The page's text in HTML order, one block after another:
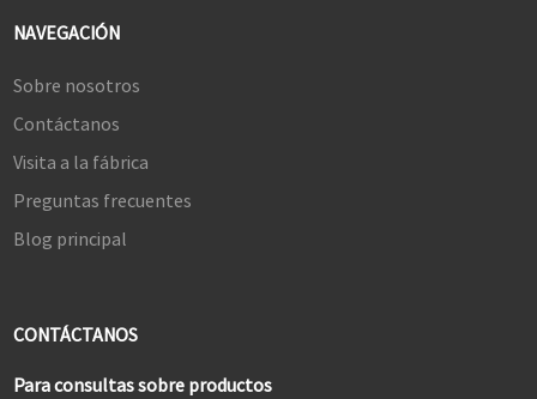
NAVEGACIÓN
Sobre nosotros
Contáctanos
Visita a la fábrica
Preguntas frecuentes
Blog principal
CONTÁCTANOS
Para consultas sobre productos